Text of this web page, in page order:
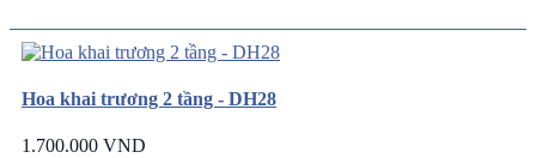
Hoa khai trương 2 tầng - DH28
1.700.000 VND